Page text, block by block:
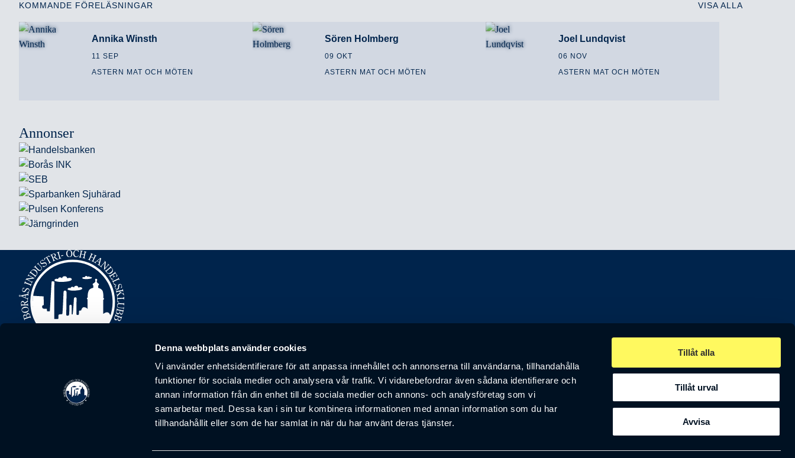
Denna webbplats använder cookies
Vi använder enhetsidentifierare för att anpassa innehållet och annonserna till användarna, tillhandahålla
funktioner för sociala medier och analysera vår trafik. Vi vidarebefordrar även sådana identifierare och
annan information från din enhet till de sociala medier och annons- och analysföretag som vi
samarbetar med. Dessa kan i sin tur kombinera informationen med annan information som du har
tillhandahållit eller som de har samlat in när du har använt deras tjänster.
Tillåt alla
Tillåt urval
Avvisa
KOMMANDE FÖRELÄSNINGAR VISA ALLA
Annika Winsth
11 SEP
ASTERN MAT OCH MÖTEN
Sören Holmberg
09 OKT
ASTERN MAT OCH MÖTEN
Joel Lundqvist
06 NOV
ASTERN MAT OCH MÖTEN
Annonser
Borås industri- och handelsklubb är ett nätverk som ska främja samarbete, förkovran och affärer mellan företagare i Boråsregionen.
info@handelsklubben.se